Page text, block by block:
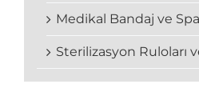
Medikal Bandaj ve
Sterilizasyon Ruloları